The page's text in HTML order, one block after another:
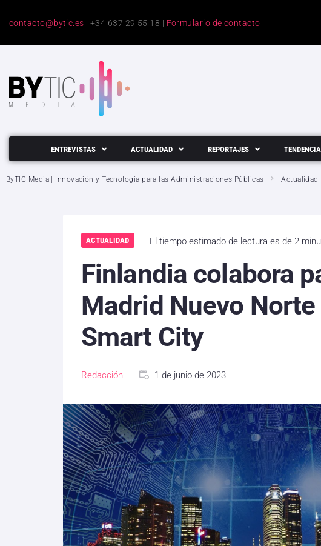
contacto@bytic.es | +34 637 29 55 18 | Formulario de contacto
ENTREVISTAS ACTUALIDAD REPORTAJES
ByTIC Media | Innovación y Tecnología para las Administraciones Públicas Actualidad
ACTUALIDAD El tiempo estimado de lectura es de 2
Finlandia colabora
Madrid Nuevo
Smart City
Redacción 1 de junio de 2023